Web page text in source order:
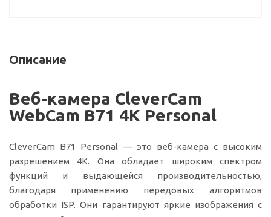
Описание
Веб-камера CleverCam
WebCam B71 4K Personal
CleverCam B71 Personal — это веб-камера с высоким
разрешением 4K. Она обладает широким спектром
функций и выдающейся производительностью,
благодаря применению передовых алгоритмов
обработки ISP. Они гарантируют яркие изображения с